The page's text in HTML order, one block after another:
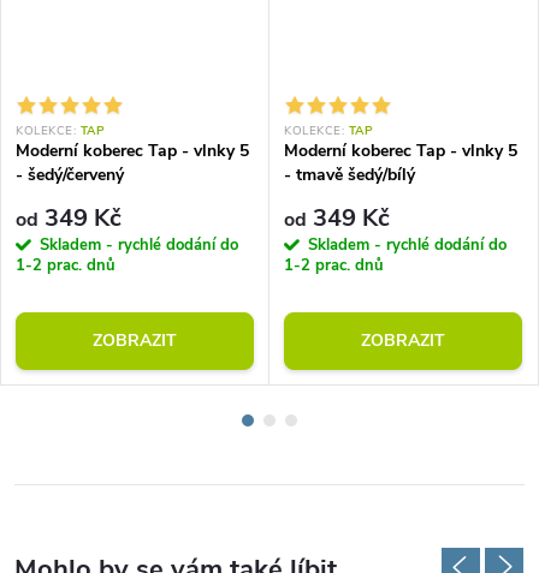
KOLEKCE: TAP
Moderní koberec Tap - vlnky 5
- šedý/červený
od 349 Kč
Skladem - rychlé dodání do
1-2 prac. dnů
ZOBRAZIT
KOLEKCE: TAP
Moderní koberec Tap - vlnky 5
- tmavě šedý/bílý
od 349 Kč
Skladem - rychlé dodání do
1-2 prac. dnů
ZOBRAZIT